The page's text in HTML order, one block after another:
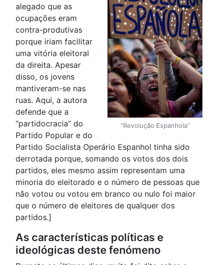
“Revolução Espanhola”
alegado que as
ocupações eram
contra-produtivas
porque iriam facilitar
uma vitória eleitoral
da direita. Apesar
disso, os jovens
mantiveram-se nas
ruas. Aqui, a autora
defende que a
“partidocracia” do
Partido Popular e do
Partido Socialista Operário Espanhol tinha sido
derrotada porque, somando os votos dos dois
partidos, eles mesmo assim representam uma
minoria do eleitorado e o número de pessoas que
não votou ou votou em branco ou nulo foi maior
que o número de eleitores de qualquer dos
partidos.]
As características políticas e
ideológicas deste fenómeno